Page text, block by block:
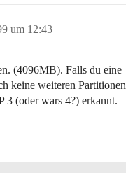
um 12:43
(4096MB). Falls du eine
keine weiteren Partitionen
3 (oder wars 4?) erkannt.